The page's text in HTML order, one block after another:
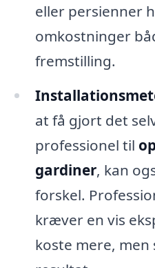
eller persienner
omkostninger
fremstilling.
at få gjort det
professionel til
gardiner, kan
forskel.
kræver en vis
koste mere,